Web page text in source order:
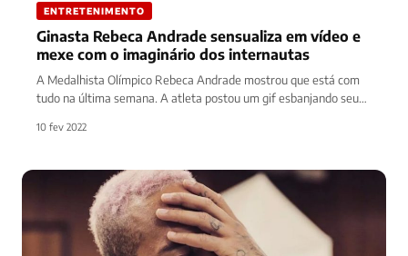
ENTRETENIMENTO
Ginasta Rebeca Andrade sensualiza em vídeo e
mexe com o imaginário dos internautas
A Medalhista Olímpico Rebeca Andrade mostrou que está com
tudo na última semana. A atleta postou um gif esbanjando seu…
10 fev 2022